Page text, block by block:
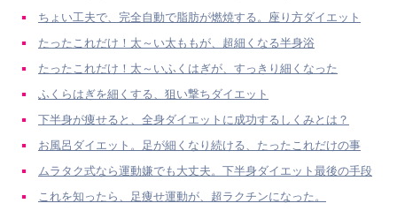
ちょい工夫で、完全自動で脂肪が燃焼する。座り方ダイエット
たったこれだけ！太～い太ももが、超細くなる半身浴
たったこれだけ！太～いふくはぎが、すっきり細くなった
ふくらはぎを細くする、狙い撃ちダイエット
下半身が痩せると、全身ダイエットに成功するしくみとは？
お風呂ダイエット。足が細くなり続ける、たったこれだけの事
ムラタク式なら運動嫌でも大丈夫。下半身ダイエット最後の手段
これを知ったら、足痩せ運動が、超ラクチンになった。